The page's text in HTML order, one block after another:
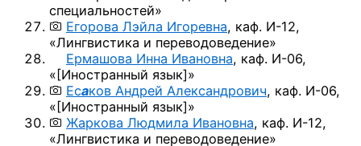
специальностей»
Егорова Лэйла Игоревна, каф. И-12,
«Лингвистика и переводоведение»
Ермашова Инна Ивановна, каф. И-06,
« [Иностранный язык]»
Есаков Андрей Александрович, каф. И-06,
« [Иностранный язык]»
Жаркова Людмила Ивановна, каф. И-12,
«Лингвистика и переводоведение»